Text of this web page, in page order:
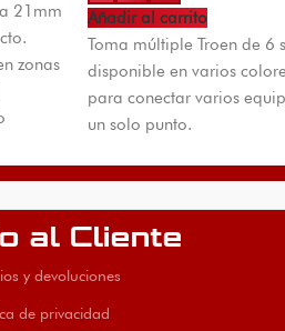
21mm
zonas
Añadir al carrito
Toma múltiple Troen de 6
disponible en varios
para conectar varios
un solo punto.
al Cliente
y devoluciones
de privacidad